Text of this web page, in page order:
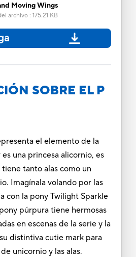
Moving Wings
archivo: 175.21 KB
SOBRE EL P
el elemento de la
una princesa alicornio, es
tanto alas como un
Imagínala volando por las
con la pony Twilight Sparkle
púrpura tiene hermosas
en escenas de la serie y la
distintiva cutie mark para
unicornio y las alas.